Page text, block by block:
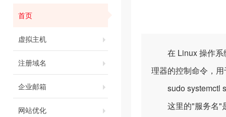
首页
虚拟主机
注册域名
企业邮箱
网站优化
在 Linux 操作系统
理器的控制命令，
sudo systemctl
这里的"服务名"是